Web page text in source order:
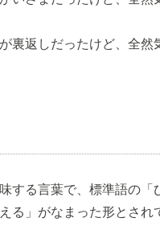
裏返しだったけど、全然
する言葉で、標準語の「
る」がなまった形とされ